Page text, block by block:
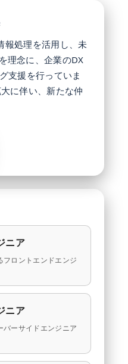
報処理を活用し、未
理念に、企業のDX
支援を行っていま
に伴い、新たな仲
ニア
フロントエンドエンジ
ニア
バーサイドエンジニア